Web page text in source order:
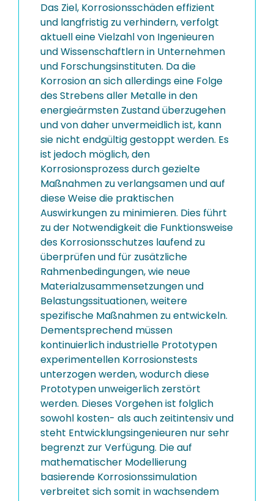
Das Ziel, Korrosionsschäden effizient
und langfristig zu verhindern, verfolgt
aktuell eine Vielzahl von Ingenieuren
und Wissenschaftlern in Unternehmen
und Forschungsinstituten. Da die
Korrosion an sich allerdings eine Folge
des Strebens aller Metalle in den
energieärmsten Zustand überzugehen
und von daher unvermeidlich ist, kann
sie nicht endgültig gestoppt werden. Es
ist jedoch möglich, den
Korrosionsprozess durch gezielte
Maßnahmen zu verlangsamen und auf
diese Weise die praktischen
Auswirkungen zu minimieren. Dies führt
zu der Notwendigkeit die Funktionsweise
des Korrosionsschutzes laufend zu
überprüfen und für zusätzliche
Rahmenbedingungen, wie neue
Materialzusammensetzungen und
Belastungssituationen, weitere
spezifische Maßnahmen zu entwickeln.
Dementsprechend müssen
kontinuierlich industrielle Prototypen
experimentellen Korrosionstests
unterzogen werden, wodurch diese
Prototypen unweigerlich zerstört
werden. Dieses Vorgehen ist folglich
sowohl kosten- als auch zeitintensiv und
steht Entwicklungsingenieuren nur sehr
begrenzt zur Verfügung. Die auf
mathematischer Modellierung
basierende Korrosionssimulation
verbreitet sich somit in wachsendem